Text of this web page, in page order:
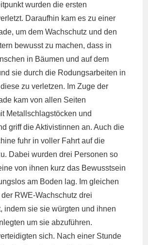
wurden die ersten
Daraufhin kam es zu einer
um dem Wachschutz und den
bewusst zu machen, dass in
in Bäumen und auf dem
sie durch die Rodungsarbeiten in
zu verletzen. Im Zuge der
kam von allen Seiten
Metallschlagstöcken und
griff die Aktivistinnen an. Auch die
fuhr in voller Fahrt auf die
Dabei wurden drei Personen so
von ihnen kurz das Bewusstsein
am Boden lag. Im gleichen
RWE-Wachschutz drei
indem sie sie würgten und ihnen
um sie abzuführen.
sich. Nach einer Stunde